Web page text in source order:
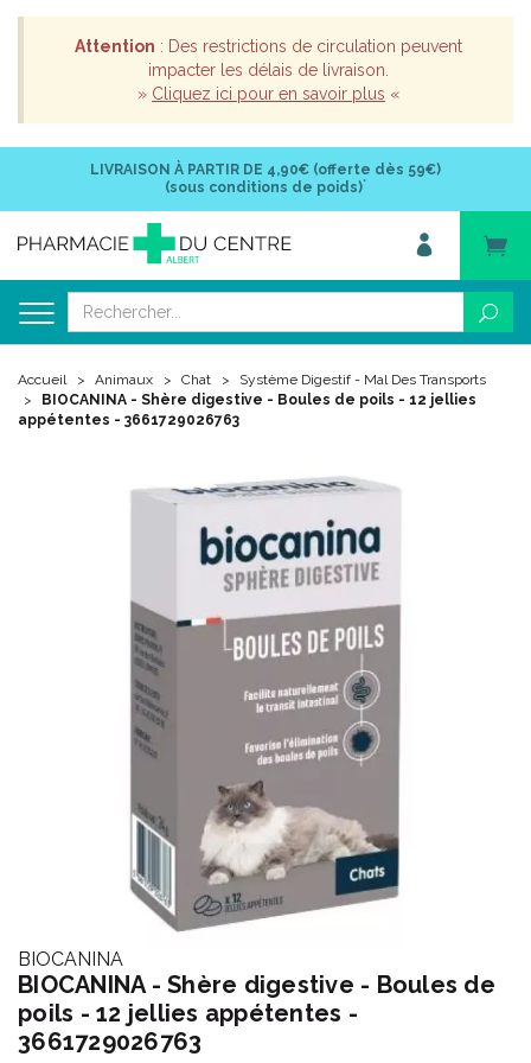
Attention : Des restrictions de circulation peuvent
impacter les délais de livraison.
» Cliquez ici pour en savoir plus «
LIVRAISON À PARTIR DE 4,90€ (offerte dès 59€)
(sous conditions de poids)*
Accueil Animaux Chat
Système Digestif - Mal Des Transports
BIOCANINA - Shère digestive - Boules de poils - 12 jellies
appétentes - 3661729026763
BIOCANINA
BIOCANINA - Shère digestive - Boules de
poils - 12 jellies appétentes -
3661729026763